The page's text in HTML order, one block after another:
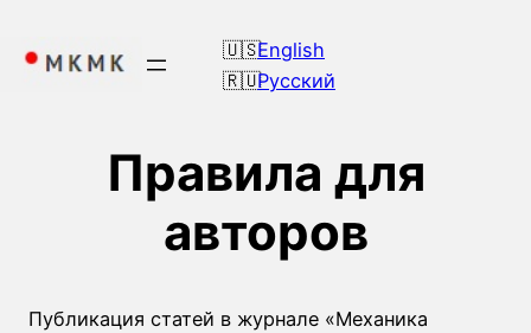
содержимому
English
Русский
Правила для
авторов
Публикация статей в журнале «Механика